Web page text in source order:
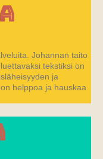
Johannan taito
tekstiksi on
ja
helppoa ja hauskaa